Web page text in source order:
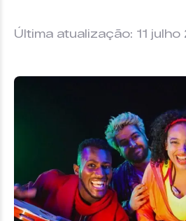
Última atualização: 11